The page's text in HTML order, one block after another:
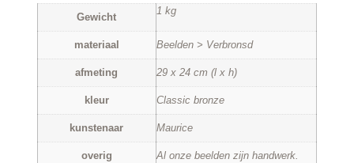
Gewicht
1 kg
materiaal Beelden > Verbronsd
afmeting 29 x 24 cm (l x h)
kleur Classic bronze
kunstenaar Maurice
overig
Al onze beelden zijn handwerk.